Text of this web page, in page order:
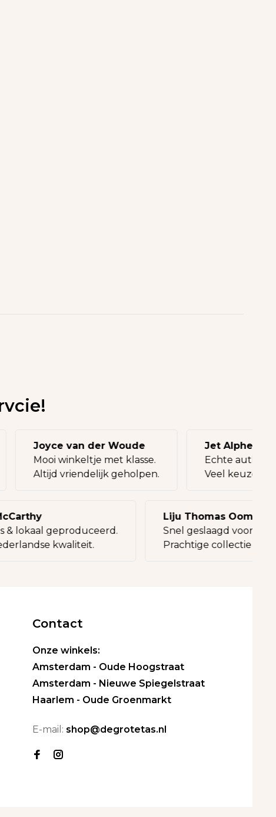
Joyce van der Woude
Mooi winkeltje met klasse.
Altijd vriendelijk geholpen.
Jet
Echte
Veel
lokaal geproduceerd.
kwaliteit.
Liju Thomas Oommen
Snel geslaagd voor een
Prachtige collectie tassen.
Contact
Onze winkels:
Amsterdam - Oude Hoogstraat
Amsterdam - Nieuwe Spiegelstraat
Haarlem - Oude Groenmarkt
E-mail: shop@degrotetas.nl